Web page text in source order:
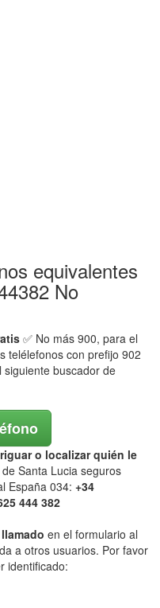
equivalentes
No
✅ No más 900, para el
telélefonos con prefijo 902
buscador de
o localizar quién le
de Santa Lucia seguros
España 034: +34
444 382
en el formulario al
a otros usuarios. Por favor
identificado: